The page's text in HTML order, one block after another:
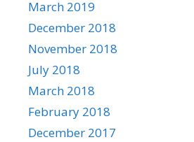
March 2019
December 2018
November 2018
July 2018
March 2018
February 2018
December 2017